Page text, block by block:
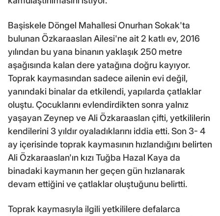
Başiskele Döngel Mahallesi Onurhan Sokak'ta
bulunan Özkaraaslan Ailesi'ne ait 2 katlı ev, 2016
yılından bu yana binanın yaklaşık 250 metre
aşağısında kalan dere yatağına doğru kayıyor.
Toprak kaymasından sadece ailenin evi değil,
yanındaki binalar da etkilendi, yapılarda çatlaklar
oluştu. Çocuklarını evlendirdikten sonra yalnız
yaşayan Zeynep ve Ali Özkaraaslan çifti, yetkililerin
kendilerini 3 yıldır oyaladıklarını iddia etti. Son 3- 4
ay içerisinde toprak kaymasının hızlandığını belirten
Ali Özkaraaslan'ın kızı Tuğba Hazal Kaya da
binadaki kaymanın her geçen gün hızlanarak
devam ettiğini ve çatlaklar oluştuğunu belirtti.
Toprak kaymasıyla ilgili yetkililere defalarca